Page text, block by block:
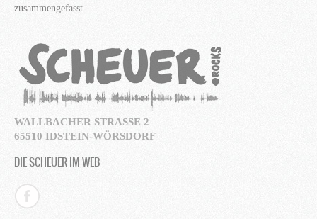
zusammengefasst.
WALLBACHER STRASSE 2
65510 IDSTEIN-WÖRSDORF
DIE SCHEUER IM WEB